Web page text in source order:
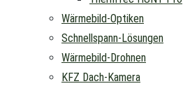
Wärmebild-Optiken
Schnellspann-Lösungen
Wärmebild-Drohnen
KFZ Dach-Kamera